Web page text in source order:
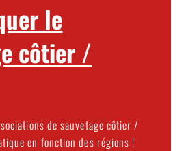
le
côtier /
de sauvetage côtier /
en fonction des régions !​